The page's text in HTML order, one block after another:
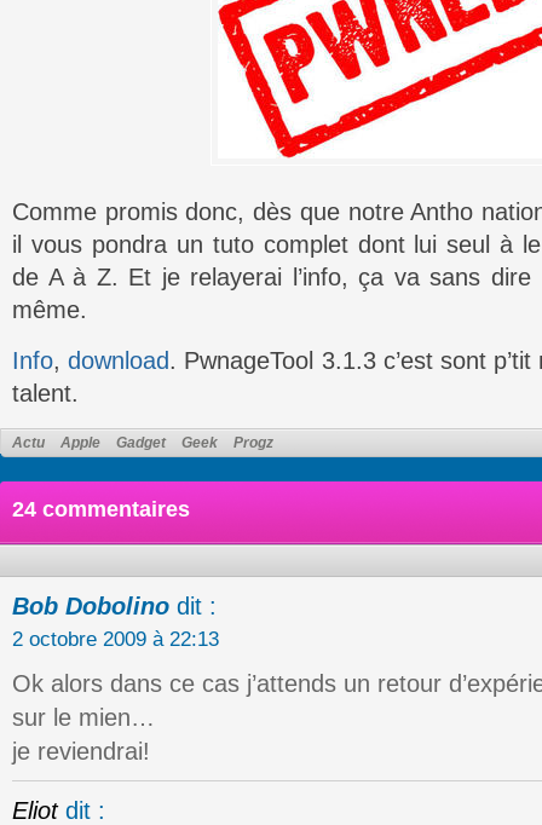
Comme promis donc, dès que notre Antho
il vous pondra un tuto complet dont lui seul à
de A à Z. Et je relayerai l’info, ça va sans
même.
Info,download. PwnageTool 3.1.3 c’est sont
talent.
Actu Apple Gadget Geek Progz
24 commentaires
Bob Dobolino dit :
2 octobre 2009 à 22:13
Ok alors dans ce cas j’attends un retour
sur le mien…
je reviendrai!
Eliot dit :